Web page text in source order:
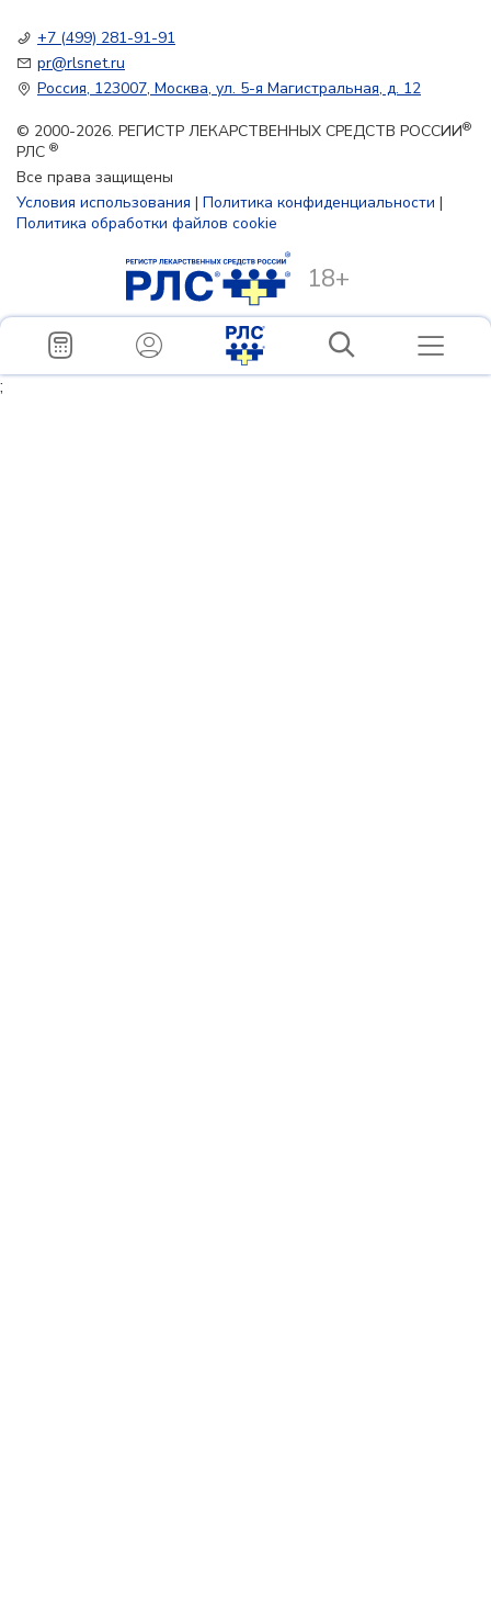
+7 (499) 281-91-91
pr@rlsnet.ru
Россия, 123007, Москва, ул. 5-я Магистральная, д. 12
© 2000-2026. РЕГИСТР ЛЕКАРСТВЕННЫХ СРЕДСТВ РОССИИ®
РЛС ®
Все права защищены
Условия использования | Политика конфиденциальности |
Политика обработки файлов cookie
18+
;